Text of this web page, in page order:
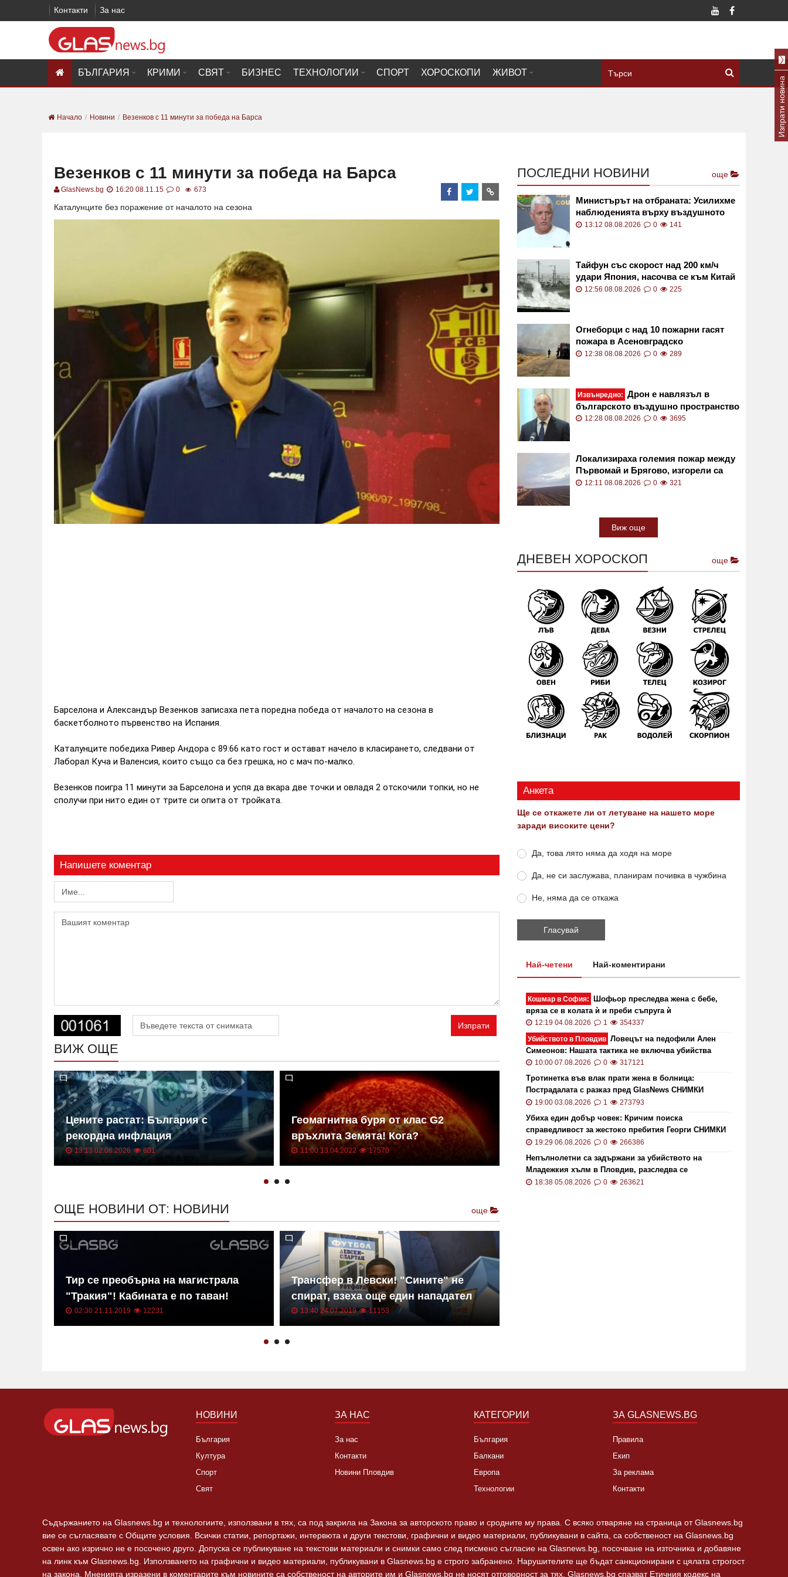
Контакти За нас
БЪЛГАРИЯ КРИМИ СВЯТ БИЗНЕС ТЕХНОЛОГИИ СПОРТ ХОРОСКОПИ ЖИВОТ
Начало Новини Везенков с 11 минути за победа на Барса
Везенков с 11 минути за победа на Барса
GlasNews.bg 16:20 08.11.15 0 673
Каталунците без поражение от началото на сезона
Барселона и Александър Везенков записаха пета поредна победа от началото на сезона в
баскетболното първенство на Испания.
Каталунците победиха Ривер Андора с 89:66 като гост и остават начело в класирането, следвани от
Лаборал Куча и Валенсия, които също са без грешка, но с мач по-малко.
Везенков поигра 11 минути за Барселона и успя да вкара две точки и овладя 2 отскочили топки, но не
сполучи при нито един от трите си опита от тройката.
Напишете коментар
Изпрати
ВИЖ ОЩЕ
Цените растат: България с
рекордна инфлация
13:13 02.06.2026 601
Геомагнитна буря от клас G2
връхлита Земята! Кога?
11:00 13.04.2022 17570
НОИ ще проверява за размера на
обезщетенията при безработица
ОЩЕ НОВИНИ ОТ: НОВИНИ още
Тир се преобърна на магистрала
"Тракия"! Кабината е по таван!
02:30 21.11.2019 12231
Трансфер в Левски! "Сините" не
спират, взеха още един нападател
13:40 24.07.2019 11153
ПОСЛЕДНИ НОВИНИ още
Министърът на отбраната: Усилихме
наблюденията върху въздушното
пространство
13:12 08.08.2026 0 141
Тайфун със скорост над 200 км/ч
удари Япония, насочва се към Китай
12:56 08.08.2026 0 225
Огнеборци с над 10 пожарни гасят
пожара в Асеновградско
12:38 08.08.2026 0 289
Извънредно: Дрон е навлязъл в
българското въздушно пространство
12:28 08.08.2026 0 3695
Локализираха големия пожар между
Първомай и Брягово, изгорели са
близо 3500 декара
12:11 08.08.2026 0 321
Виж още
ДНЕВЕН ХОРОСКОП още
Анкета
Ще се откажете ли от летуване на нашето море
заради високите цени?
Да, това лято няма да ходя на море
Да, не си заслужава, планирам почивка в чужбина
Не, няма да се откажа
Най-четени Най-коментирани
Кошмар в София:
Шофьор преследва жена с бебе,
вряза се в колата ѝ и преби съпруга ѝ
12:19 04.08.2026 1
354337
Убийството в Пловдив Ловецът на педофили Ален
Симеонов: Нашата тактика не включва убийства
10:00 07.08.2026 0 317121
Тротинетка във влак прати жена в болница:
Пострадалата с разказ пред GlasNews СНИМКИ
19:00 03.08.2026 1 273793
Убиха един добър човек: Кричим поиска
справедливост за жестоко пребития Георги СНИМКИ
и ВИДЕО
19:29 06.08.2026 0 266386
Непълнолетни са задържани за убийството на
Младежкия хълм в Пловдив, разследва се
хомофобски мотив
18:38 05.08.2026 0 263621
Изпрати новина
НОВИНИ
България
Култура
Спорт
Свят
ЗА НАС
За нас
Контакти
Новини Пловдив
КАТЕГОРИИ
България
Балкани
Европа
Технологии
ЗА GLASNEWS.BG
Правила
Екип
За реклама
Контакти
Съдържанието на Glasnews.bg и технологиите, използвани в тях, са под закрила на Закона за авторското право и сродните му права. С всяко отваряне на страница от Glasnews.bg
вие се съгласявате с Общите условия. Всички статии, репортажи, интервюта и други текстови, графични и видео материали, публикувани в сайта, са собственост на Glasnews.bg
освен ако изрично не е посочено друго. Допуска се публикуване на текстови материали и снимки само след писмено съгласие на Glasnews.bg, посочване на източника и добавяне
на линк към Glasnews.bg. Използването на графични и видео материали, публикувани в Glasnews.bg е строго забранено. Нарушителите ще бъдат санкционирани с цялата строгост
на закона. Мненията изразени в коментарите към новините са собственост на авторите им и Glasnews.bg не носят отговорност за тях. Glasnews.bg спазват Етичния кодекс на